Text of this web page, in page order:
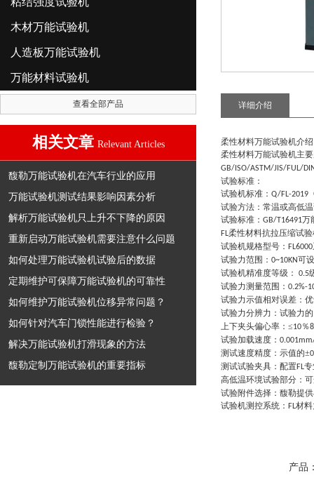
木材万能试验机
人造板万能试验机
万能材料试验机
查看全部产品
相关文章 Relevant Articles
馥勒万能试验机在汽车行业的应用
万能试验机测试结果影响因素分析
解析万能试验机只上升不下降的原因
重新启动万能试验机需要注意什么问题
如何处理万能试验机试验后的数据
定期维护可保障万能试验机的可靠性
如何维护万能试验机位移异常问题？
如何针对汽车门锁性能进行检验？
解决万能试验机打滑现象的方法
馥勒定制万能试验机的重要指标
详细介绍
柔性材料万能试验机介绍
柔性材料万能试验机主
GB/ISO/ASTM/JIS/FUL/
试验标准：
试验机标准 ： Q/FL-2019
试验方法 ： 常温或高低
试验标准 ： GB/T16491万
FL柔性材料抗拉压缩试
试验机规格型号 ： FL6000
试验力范围 ： 0~10KN可
试验机精准度等级 ： 0.5
试验力测量范围 ： 0.2%-
试验力示值相对误差 ：
试验力分辨力 ： 试验力的
上下夹头偏心率 ： ≤10％
试验加载速度 ：
测试速度精度 ： 示值的±
测试试验夹具 ： 配置FL
高低温环境试验部分 ：
试验附件选择 ： 馥勒提
试验机测控系统 ： FL材
产品